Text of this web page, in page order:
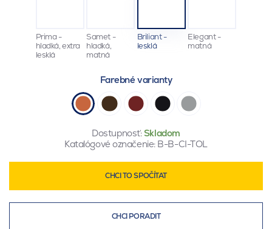
Prima -
hladká, extra
lesklá
Samet -
hladká,
matná
Briliant -
lesklá
Elegant -
matná
Farebné varianty
Dostupnosť:Skladom
Katalógové označenie: B-B-CI-TOL
CHCI TO SPOČÍTAT
CHCI PORADIT